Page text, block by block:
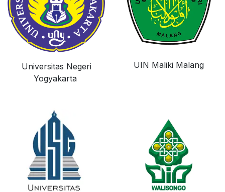
Universitas Negeri
Yogyakarta
UIN Maliki Malang